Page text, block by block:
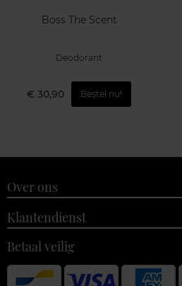
Boss The Scent
Deodorant
€ 30,90 Bestel nu!
Over ons
Klantendienst
Betaal veilig